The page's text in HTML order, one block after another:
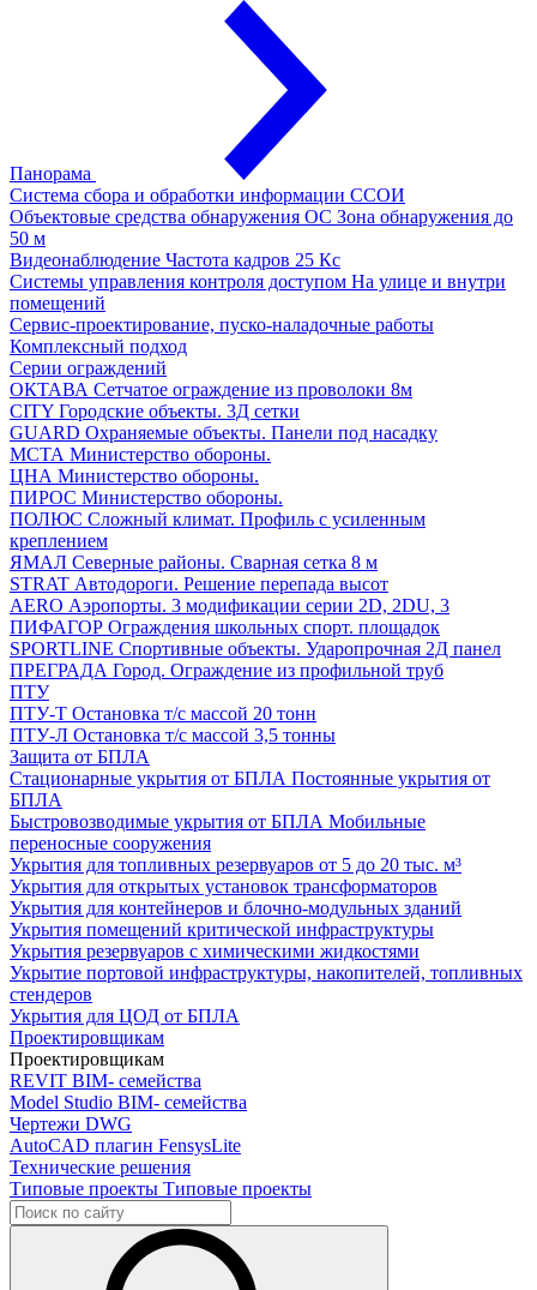
Панорама
Система сбора и обработки информации ССОИ
Объектовые средства обнаружения ОС Зона обнаружения до
50 м
Видеонаблюдение Частота кадров 25 Кс
Системы управления контроля доступом На улице и внутри
помещений
Сервис-проектирование, пуско-наладочные работы
Комплексный подход
Серии ограждений
ОКТАВА Сетчатое ограждение из проволоки 8м
CITY Городские объекты. 3Д сетки
GUARD Охраняемые объекты. Панели под насадку
МСТА Министерство обороны.
ЦНА Министерство обороны.
ПИРОС Министерство обороны.
ПОЛЮС Сложный климат. Профиль с усиленным
креплением
ЯМАЛ Северные районы. Сварная сетка 8 м
STRAT Автодороги. Решение перепада высот
AERO Аэропорты. 3 модификации серии 2D, 2DU, 3
ПИФАГОР Ограждения школьных спорт. площадок
SPORTLINE Спортивные объекты. Ударопрочная 2Д панел
ПРЕГРАДА Город. Ограждение из профильной труб
ПТУ
ПТУ-Т Остановка т/c массой 20 тонн
ПТУ-Л Остановка т/c массой 3,5 тонны
Защита от БПЛА
Стационарные укрытия от БПЛА Постоянные укрытия от
БПЛА
Быстровозводимые укрытия от БПЛА Мобильные
переносные сооружения
Укрытия для топливных резервуаров от 5 до 20 тыс. м³
Укрытия для открытых установок трансформаторов
Укрытия для контейнеров и блочно-модульных зданий
Укрытия помещений критической инфраструктуры
Укрытия резервуаров с химическими жидкостями
Укрытие портовой инфраструктуры, накопителей, топливных
стендеров
Укрытия для ЦОД от БПЛА
Проектировщикам
Проектировщикам
REVIT BIM- семейства
Model Studio BIM- семейства
Чертежи DWG
AutoCAD плагин FensysLite
Технические решения
Типовые проекты Типовые проекты